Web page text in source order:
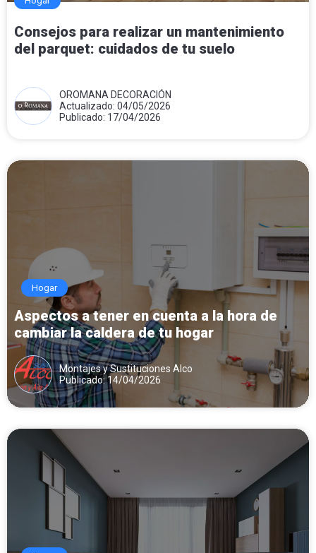
Consejos para realizar un mantenimiento
del parquet: cuidados de tu suelo
OROMANA DECORACIÓN
Actualizado: 04/05/2026
Publicado: 17/04/2026
Hogar
Aspectos a tener en cuenta a la hora de
cambiar la caldera de tu hogar
Montajes y Sustituciones Alco
Publicado: 14/04/2026